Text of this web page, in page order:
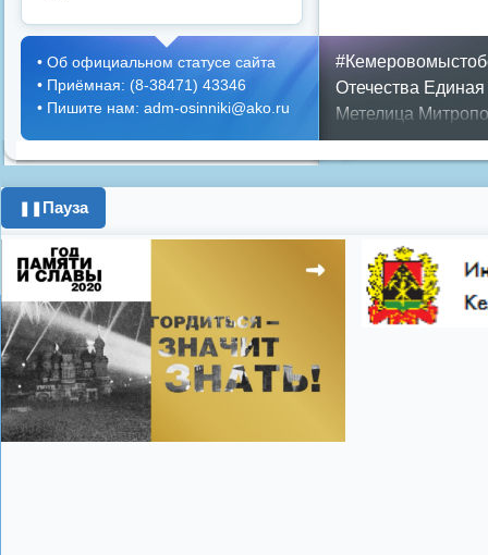
Отечества
Метелица
Днем ЖКХ
Противопожарная
день города
цифровое
Показать все теги
• Об официальном статусе сайта
• Приёмная: (8-38471) 43346
• Пишите нам: adm-osinniki@ako.ru
❚❚ Пауза